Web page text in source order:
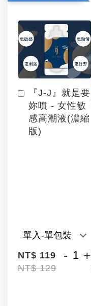
『J-J』就是要
妳噴 - 女性敏
感高潮液(濃縮
版)
NT$ 119
NT$ 129
- +